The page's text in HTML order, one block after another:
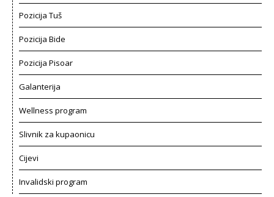
Pozicija Tuš
Pozicija Bide
Pozicija Pisoar
Galanterija
Wellness program
Slivnik za kupaonicu
Cijevi
Invalidski program